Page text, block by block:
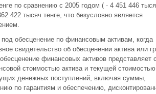
по сравнению с 2005 годом ( - 4 451 446
422 тысяч тенге, что безусловно является
под обесценение по финансовым активам, когда
свидетельство об обесценении актива или
финансовых активов представляет
стоимостью актива и текущей стоимостью
денежных поступлений, включая суммы,
по гарантиям и обеспечению,